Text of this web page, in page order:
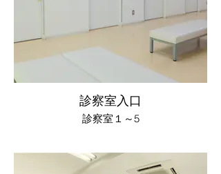
診察室入口
診察室１～5